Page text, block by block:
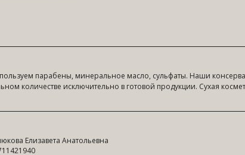
Елизавета Анатольевна
парабены, минеральное масло, сульфаты. Наши
количестве исключительно в готовой продукции. Сухая